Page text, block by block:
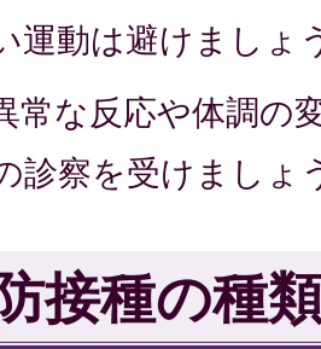
運動は避けましょ
常な反応や体調の
診察を受けましょ
接種の種